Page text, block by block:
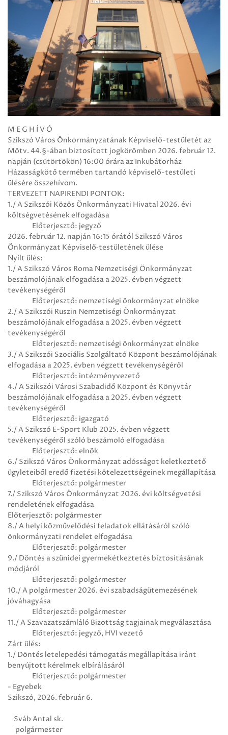
M E G H Í V Ó
Szikszó Város Önkormányzatának Képviselő-testületét az
Mötv. 44.§-ában biztosított jogkörömben 2026. február 12.
napján (csütörtökön) 16:00 órára az Inkubátorház
Házasságkötő termében tartandó képviselő-testületi
ülésére összehívom.
TERVEZETT NAPIRENDI PONTOK:
1./ A Szikszói Közös Önkormányzati Hivatal 2026. évi
költségvetésének elfogadása
Előterjesztő: jegyző
2026. február 12. napján 16:15 órától Szikszó Város
Önkormányzat Képviselő‑testületének ülése
Nyílt ülés:
1./ A Szikszó Város Roma Nemzetiségi Önkormányzat
beszámolójának elfogadása a 2025. évben végzett
tevékenységéről
Előterjesztő: nemzetiségi önkormányzat elnöke
2./ A Szikszói Ruszin Nemzetiségi Önkormányzat
beszámolójának elfogadása a 2025. évben végzett
tevékenységéről
Előterjesztő: nemzetiségi önkormányzat elnöke
3./ A Szikszói Szociális Szolgáltató Központ beszámolójának
elfogadása a 2025. évben végzett tevékenységéről
Előterjesztő: intézményvezető
4./ A Szikszói Városi Szabadidő Központ és Könyvtár
beszámolójának elfogadása a 2025. évben végzett
tevékenységéről
Előterjesztő: igazgató
5./ A Szikszó E-Sport Klub 2025. évben végzett
tevékenységéről szóló beszámoló elfogadása
Előterjesztő: elnök
6./ Szikszó Város Önkormányzat adósságot keletkeztető
ügyleteiből eredő fizetési kötelezettségeinek megállapítása
Előterjesztő: polgármester
7./ Szikszó Város Önkormányzat 2026. évi költségvetési
rendeletének elfogadása
Előterjesztő: polgármester
8./ A helyi közművelődési feladatok ellátásáról szóló
önkormányzati rendelet elfogadása
Előterjesztő: polgármester
9./ Döntés a szünidei gyermekétkeztetés biztosításának
módjáról
Előterjesztő: polgármester
10./ A polgármester 2026. évi szabadságütemezésének
jóváhagyása
Előterjesztő: polgármester
11./ A Szavazatszámláló Bizottság tagjainak megválasztása
Előterjesztő: jegyző, HVI vezető
Zárt ülés:
1./ Döntés letelepedési támogatás megállapítása iránt
benyújtott kérelmek elbírálásáról
Előterjesztő: polgármester
- Egyebek
Szikszó, 2026. február 6.
Sváb Antal sk.
polgármester